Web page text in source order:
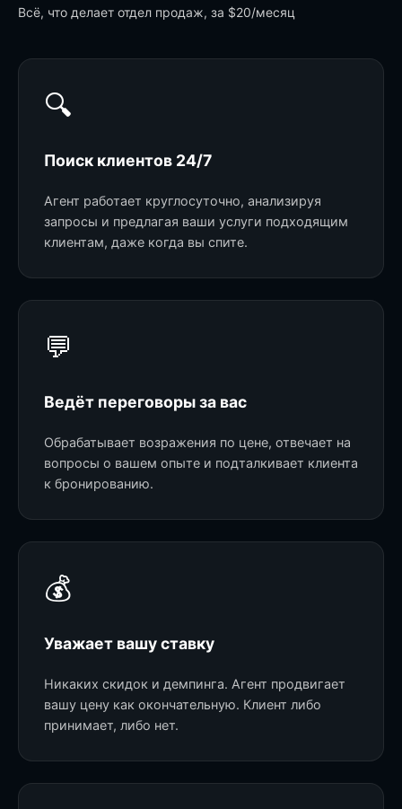
Всё, что делает отдел продаж, за $20/месяц
🔍
Поиск клиентов 24/7
Агент работает круглосуточно, анализируя
запросы и предлагая ваши услуги подходящим
клиентам, даже когда вы спите.
💬
Ведёт переговоры за вас
Обрабатывает возражения по цене, отвечает на
вопросы о вашем опыте и подталкивает клиента
к бронированию.
💰
Уважает вашу ставку
Никаких скидок и демпинга. Агент продвигает
вашу цену как окончательную. Клиент либо
принимает, либо нет.